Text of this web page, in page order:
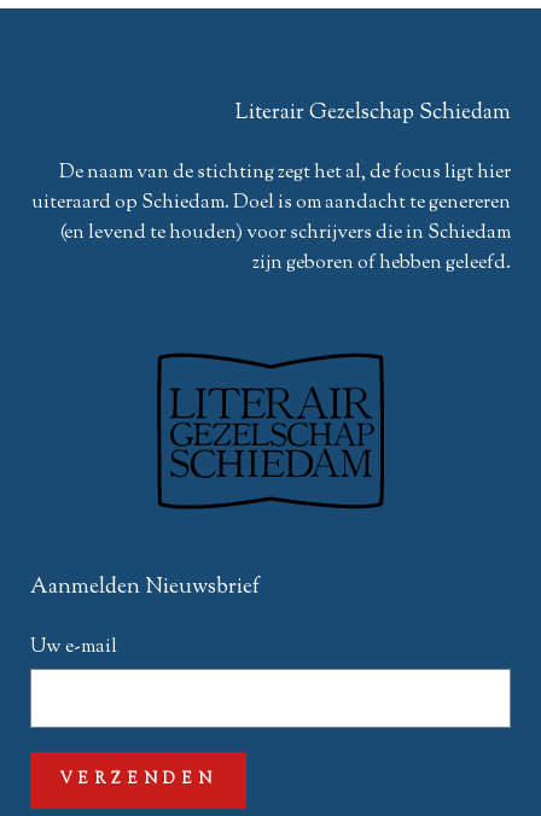
Literair Gezelschap Schiedam
De naam van de stichting zegt het al, de focus ligt hier
uiteraard op Schiedam. Doel is om aandacht te genereren
(en levend te houden) voor schrijvers die in Schiedam
zijn geboren of hebben geleefd.
Aanmelden Nieuwsbrief
Uw e-mail